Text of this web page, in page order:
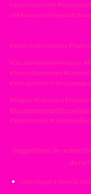
irationConsciente
ce #Anamnèse
#SophrologieToulouse
#DeLaZénitudeDeKhéopsia
#SeanceSophrologie
#SevrageNaturel
#Blagnac #Colomiers
#AccompagnementBienveillant
#SantéMentale
Suggestions de
de
sophrologue à domicile